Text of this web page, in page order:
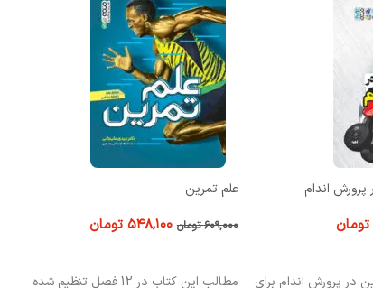
تومان
مطالب این کتاب در 12 فصل تنظیم شده
کلیستنیکس تمرینات با وزن بدن(مبتدی)
۵۶۹,۰۰۰ تومان ۵۱۲,۱۰۰ تومان
کتاب کلیستنیکس تمرینات با وزن بدن برای